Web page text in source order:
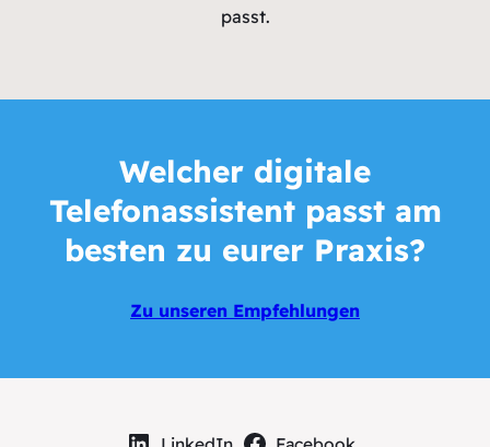
passt.
Welcher digitale
Telefonassistent passt am
besten zu eurer Praxis?
Zu unseren Empfehlungen